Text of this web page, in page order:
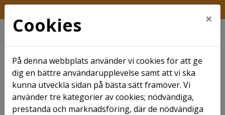
Hem Mitt boende Felanmälan
Cookies ×
På denna webbplats använder vi cookies för att ge
dig en bättre användarupplevelse samt att vi ska
kunna utveckla sidan på bästa sätt framöver. Vi
använder tre kategorier av cookies; nödvändiga,
prestanda och marknadsföring, där de nödvändiga